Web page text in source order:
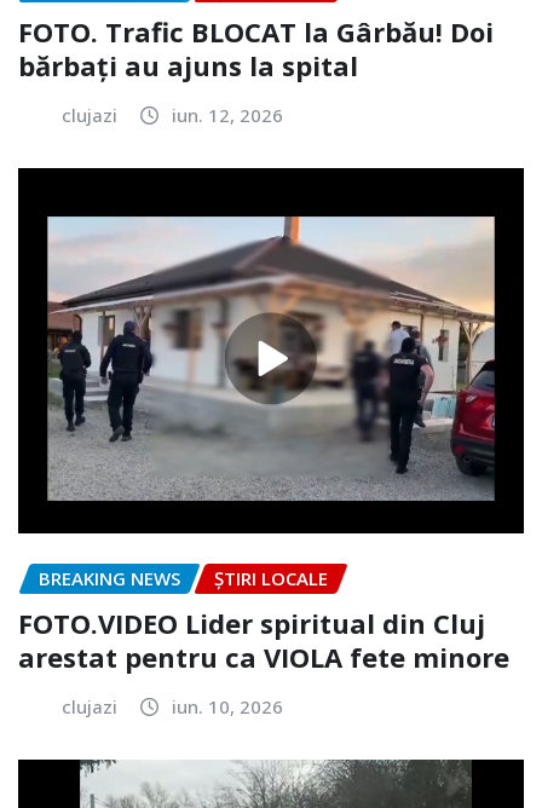
FOTO. Trafic BLOCAT la Gârbău! Doi
bărbați au ajuns la spital
clujazi iun. 12, 2026
BREAKING NEWS ȘTIRI LOCALE
FOTO.VIDEO Lider spiritual din Cluj
arestat pentru ca VIOLA fete minore
clujazi iun. 10, 2026